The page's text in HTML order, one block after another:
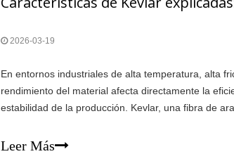
2026-03-19
En entornos industriales de alta temperatura, alta
rendimiento del material afecta directamente la
estabilidad de la producción. Kevlar, una fibra de
de protección y en la fabricación moderna debido a
Leer Más